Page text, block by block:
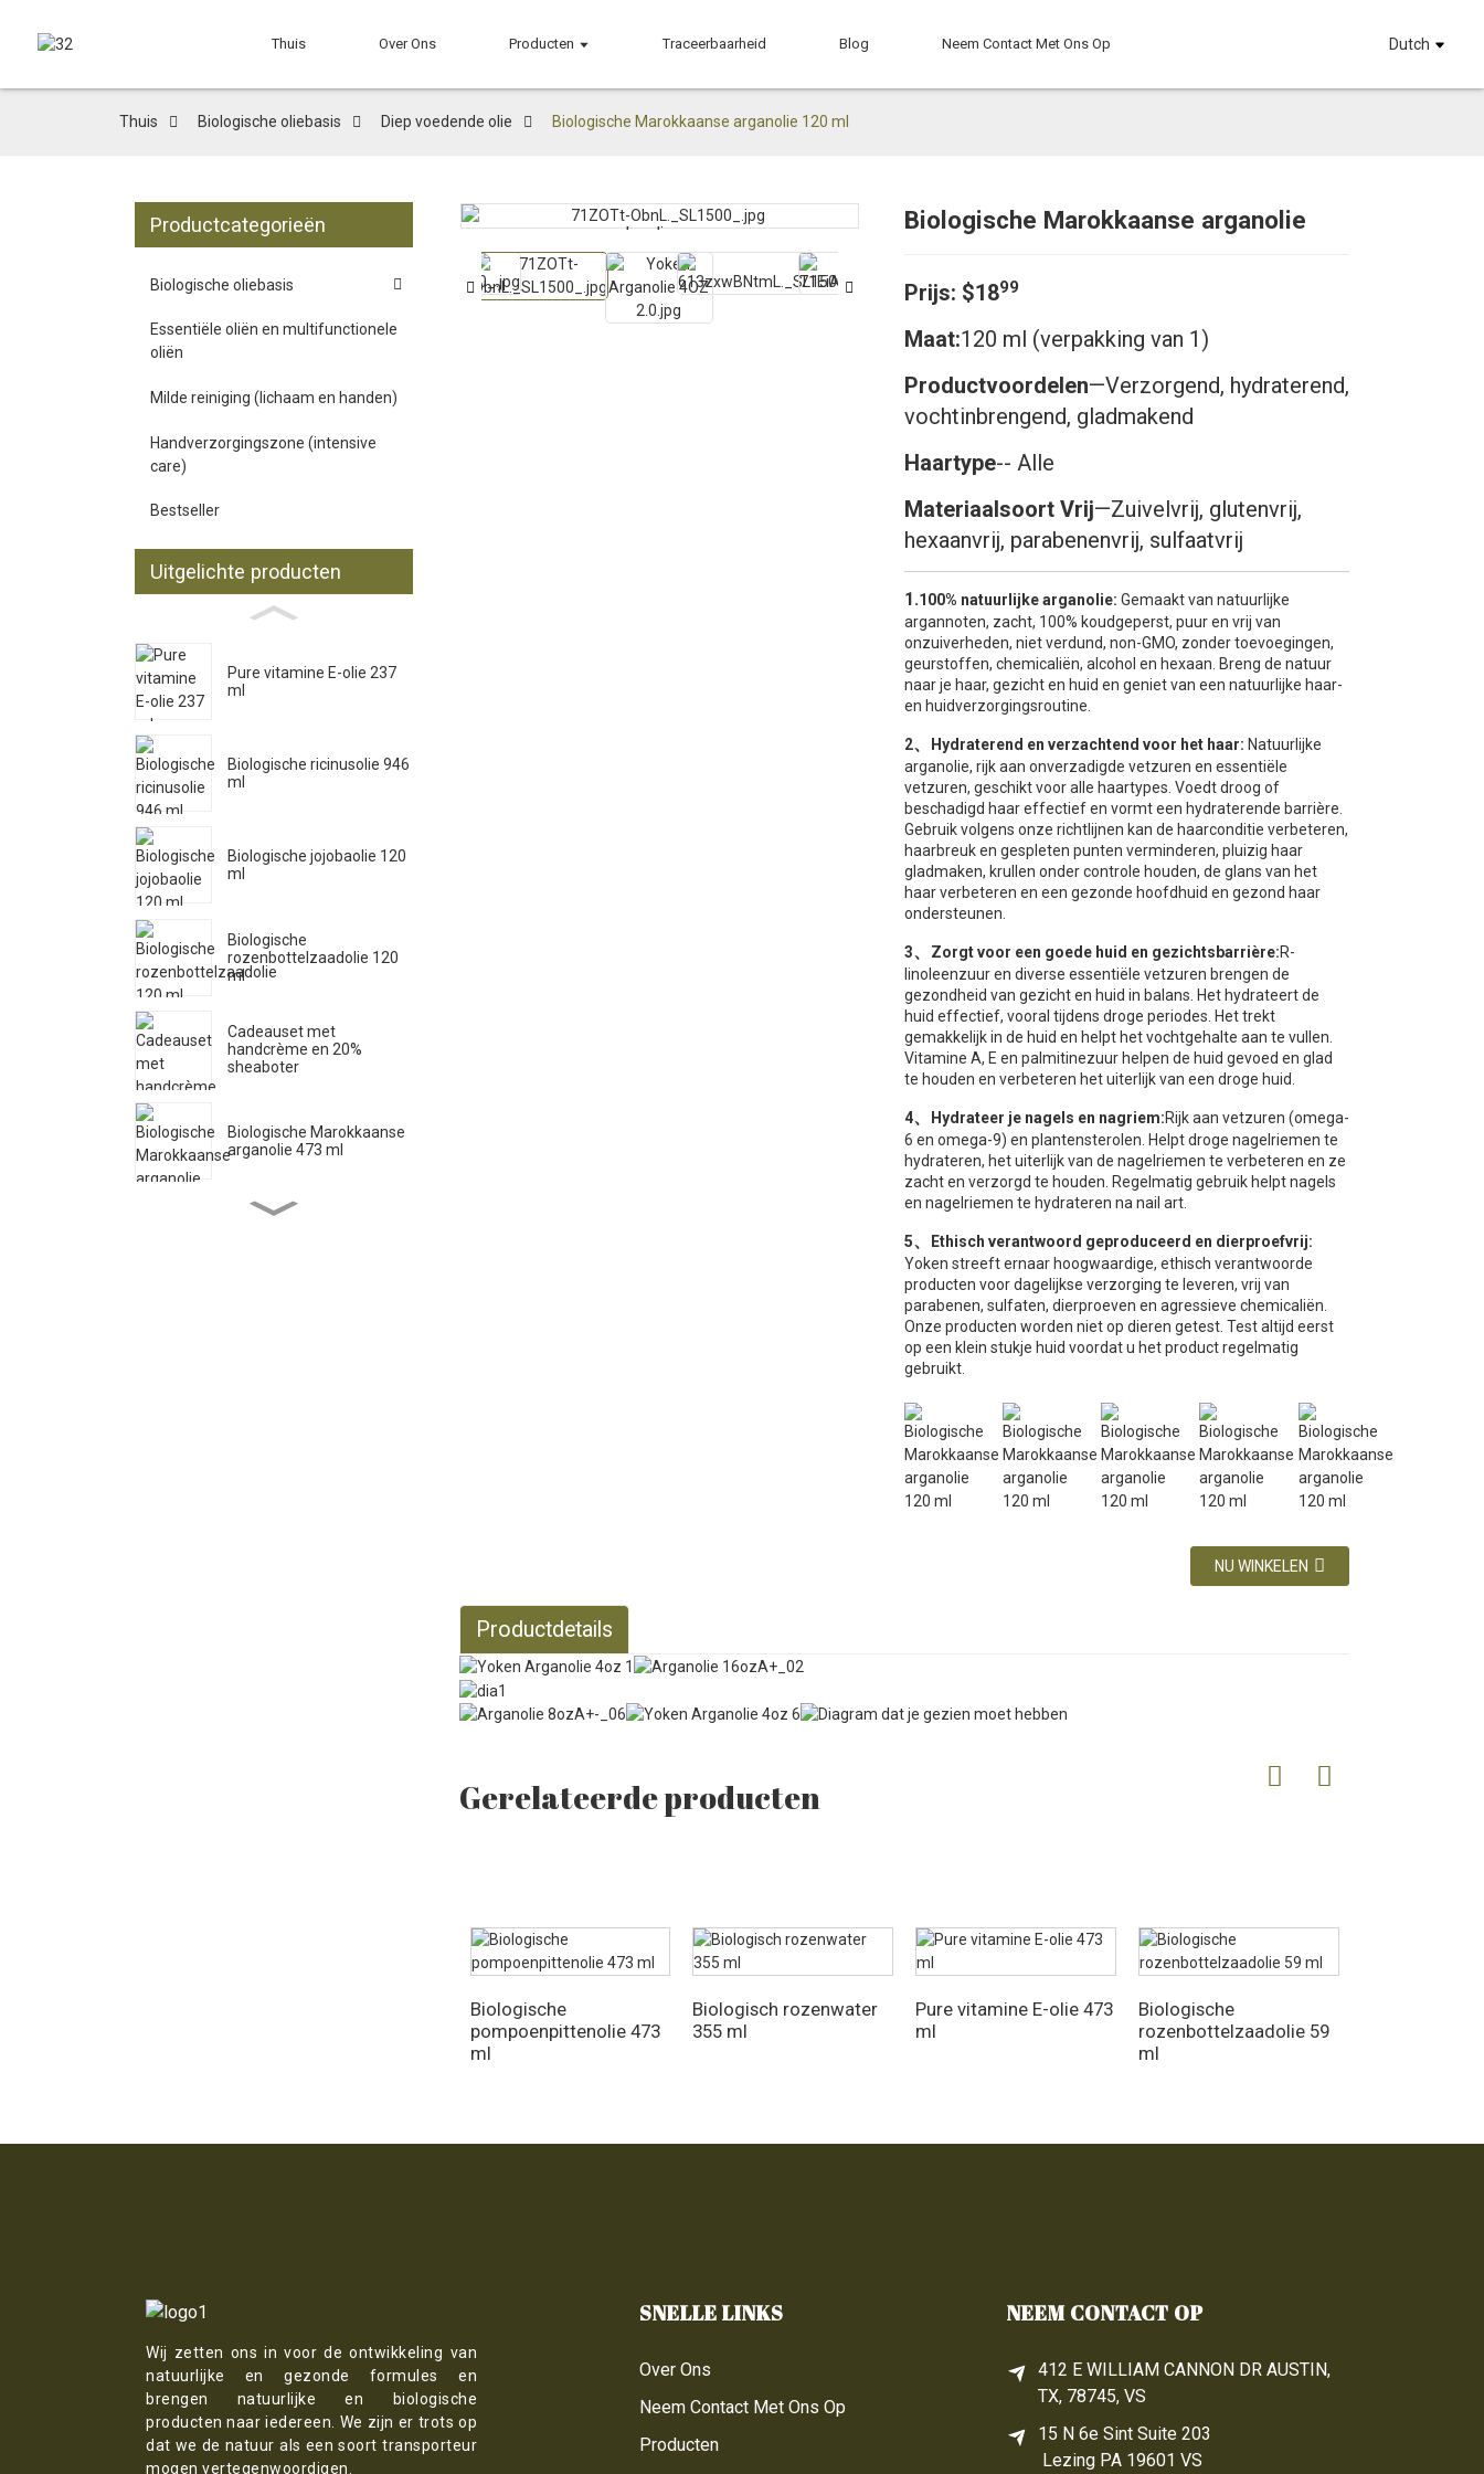
Thuis Over Ons Producten Traceerbaarheid Blog Neem Contact Met Ons Op Dutch
Thuis Biologische oliebasis Diep voedende olie Biologische Marokkaanse arganolie 120 ml
Productcategorieën
Biologische oliebasis
Essentiële oliën en multifunctionele
oliën
Milde reiniging (lichaam en handen)
Handverzorgingszone (intensive
care)
Bestseller
Uitgelichte producten
Pure vitamine E-olie 237
ml
Biologische ricinusolie 946
ml
Biologische jojobaolie 120
ml
Biologische
rozenbottelzaadolie 120
ml
Cadeauset met
handcrème en 20%
sheaboter
Biologische Marokkaanse
arganolie 473 ml
Loading...
Loading... Loading...
Loading... Loading...
Loading...
Biologische Marokkaanse arganolie
Prijs: $1899
Maat:120 ml (verpakking van 1)
Productvoordelen—Verzorgend, hydraterend,
vochtinbrengend, gladmakend
Haartype-- Alle
Materiaalsoort Vrij—Zuivelvrij, glutenvrij,
hexaanvrij, parabenenvrij, sulfaatvrij
1.100% natuurlijke arganolie: Gemaakt van natuurlijke
argannoten, zacht, 100% koudgeperst, puur en vrij van
onzuiverheden, niet verdund, non-GMO, zonder toevoegingen,
geurstoffen, chemicaliën, alcohol en hexaan. Breng de natuur
naar je haar, gezicht en huid en geniet van een natuurlijke haar-
en huidverzorgingsroutine.
2、 Hydraterend en verzachtend voor het haar: Natuurlijke
arganolie, rijk aan onverzadigde vetzuren en essentiële
vetzuren, geschikt voor alle haartypes. Voedt droog of
beschadigd haar effectief en vormt een hydraterende barrière.
Gebruik volgens onze richtlijnen kan de haarconditie verbeteren,
haarbreuk en gespleten punten verminderen, pluizig haar
gladmaken, krullen onder controle houden, de glans van het
haar verbeteren en een gezonde hoofdhuid en gezond haar
ondersteunen.
3、 Zorgt voor een goede huid en gezichtsbarrière:R-
linoleenzuur en diverse essentiële vetzuren brengen de
gezondheid van gezicht en huid in balans. Het hydrateert de
huid effectief, vooral tijdens droge periodes. Het trekt
gemakkelijk in de huid en helpt het vochtgehalte aan te vullen.
Vitamine A, E en palmitinezuur helpen de huid gevoed en glad
te houden en verbeteren het uiterlijk van een droge huid.
4、 Hydrateer je nagels en nagriem:Rijk aan vetzuren (omega-
6 en omega-9) en plantensterolen. Helpt droge nagelriemen te
hydrateren, het uiterlijk van de nagelriemen te verbeteren en ze
zacht en verzorgd te houden. Regelmatig gebruik helpt nagels
en nagelriemen te hydrateren na nail art.
5、
Ethisch verantwoord geproduceerd en dierproefvrij:
Yoken streeft ernaar hoogwaardige, ethisch verantwoorde
producten voor dagelijkse verzorging te leveren, vrij van
parabenen, sulfaten, dierproeven en agressieve chemicaliën.
Onze producten worden niet op dieren getest. Test altijd eerst
op een klein stukje huid voordat u het product regelmatig
gebruikt.
NU WINKELEN
Productdetails
Gerelateerde producten
Biologische
pompoenpittenolie 473
ml
Biologisch rozenwater
355 ml
Pure vitamine E-olie 473
ml
Biologische
rozenbottelzaadolie 59
ml
Wij zetten ons in voor de ontwikkeling van
natuurlijke en gezonde formules en
brengen natuurlijke en biologische
producten naar iedereen. We zijn er trots op
dat we de natuur als een soort transporteur
mogen vertegenwoordigen.
SNELLE LINKS
Over Ons
Neem Contact Met Ons Op
Producten
NEEM CONTACT OP
412 E WILLIAM CANNON DR AUSTIN,
TX, 78745, VS
15 N 6e Sint Suite 203
Lezing PA 19601 VS